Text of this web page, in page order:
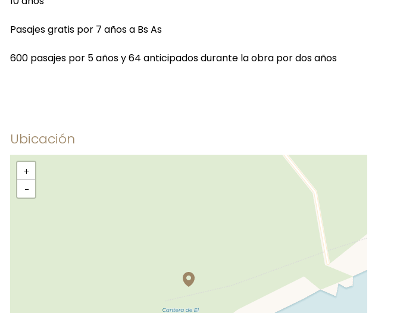
Pasajes gratis por 7 años a Bs As
600 pasajes por 5 años y 64 anticipados durante la obra por dos años
Ubicación
+
−